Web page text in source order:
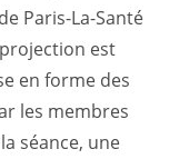
Paris-La-Santé
est
en forme des
les membres
séance, une